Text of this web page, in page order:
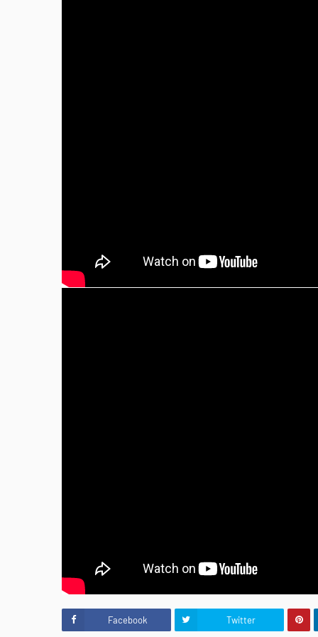
Facebook Twitter